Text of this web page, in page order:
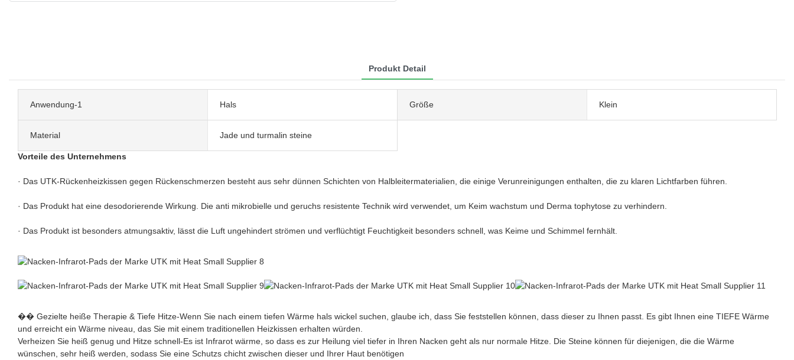
Produkt Detail
Anwendung-1 Hals Größe Klein
Material Jade und turmalin steine
Vorteile des Unternehmens
· Das UTK-Rückenheizkissen gegen Rückenschmerzen besteht aus sehr dünnen Schichten von Halbleitermaterialien, die einige Verunreinigungen enthalten, die zu klaren Lichtfarben führen.
· Das Produkt hat eine desodorierende Wirkung. Die anti mikrobielle und geruchs resistente Technik wird verwendet, um Keim wachstum und Derma tophytose zu verhindern.
· Das Produkt ist besonders atmungsaktiv, lässt die Luft ungehindert strömen und verflüchtigt Feuchtigkeit besonders schnell, was Keime und Schimmel fernhält.
�� Gezielte heiße Therapie & Tiefe Hitze-Wenn Sie nach einem tiefen Wärme hals wickel suchen, glaube ich, dass Sie feststellen können, dass dieser zu Ihnen passt. Es gibt Ihnen eine TIEFE Wärme
und erreicht ein Wärme niveau, das Sie mit einem traditionellen Heizkissen erhalten würden.
Verheizen Sie heiß genug und Hitze schnell-Es ist Infrarot wärme, so dass es zur Heilung viel tiefer in Ihren Nacken geht als nur normale Hitze. Die Steine können für diejenigen, die die Wärme
wünschen, sehr heiß werden, sodass Sie eine Schutzs chicht zwischen dieser und Ihrer Haut benötigen